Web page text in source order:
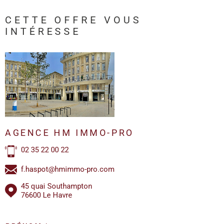
CETTE OFFRE
VOUS
INTÉRESSE
AGENCE HM IMMO-PRO
02 35 22 00 22
f.haspot@hmimmo-pro.com
45 quai Southampton
76600 Le Havre